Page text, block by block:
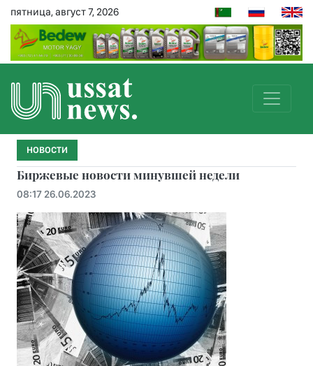
пятница, август 7, 2026
НОВОСТИ
Биржевые новости минувшей недели
08:17 26.06.2023